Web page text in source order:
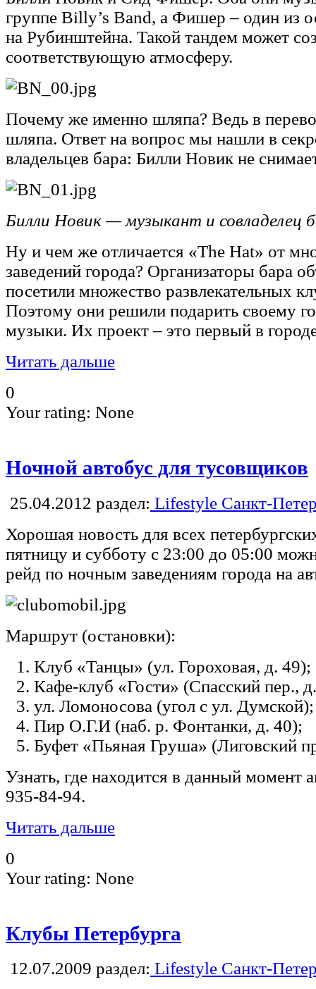
группе Billy’s Band, а Фишер – один из
на Рубинштейна. Такой тандем может
соответствующую атмосферу.
Почему же именно шляпа? Ведь в
шляпа. Ответ на вопрос мы нашли в
владельцев бара: Билли Новик не
Билли Новик — музыкант и совладелец
Ну и чем же отличается «The Hat» от
заведений города? Организаторы бара
посетили множество развлекательных
Поэтому они решили подарить своему
музыки. Их проект – это первый в
Читать дальше
0
Your rating: None
Ночной автобус для тусовщиков
25.04.2012 раздел: Lifestyle Санкт-
Хорошая новость для всех
пятницу и субботу с 23:00 до 05:00
рейд по ночным заведениям города на
Маршрут (остановки):
Клуб «Танцы» (ул. Гороховая, д. 49);
Кафе-клуб «Гости» (Спасский пер.,
ул. Ломоносова (угол с ул. Думской);
Пир О.Г.И (наб. р. Фонтанки, д. 40);
Буфет «Пьяная Груша» (Лиговский
Узнать, где находится в данный момент
935-84-94.
Читать дальше
0
Your rating: None
Клубы Петербурга
12.07.2009 раздел: Lifestyle Санкт-